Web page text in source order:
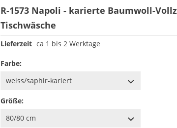
R-1573 Napoli - karierte Baumwoll-
Tischwäsche
Lieferzeit ca 1 bis 2 Werktage
Farbe:
Größe: